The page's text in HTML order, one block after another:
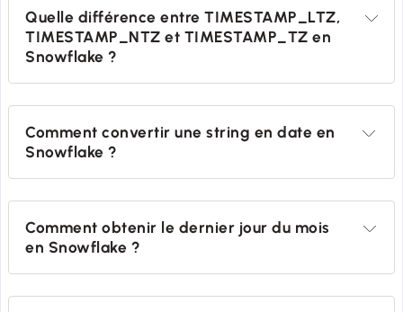
Quelle différence entre TIMESTAMP_LTZ,
TIMESTAMP_NTZ et TIMESTAMP_TZ en
Snowflake ?
Comment convertir une string en date en
Snowflake ?
Comment obtenir le dernier jour du mois
en Snowflake ?